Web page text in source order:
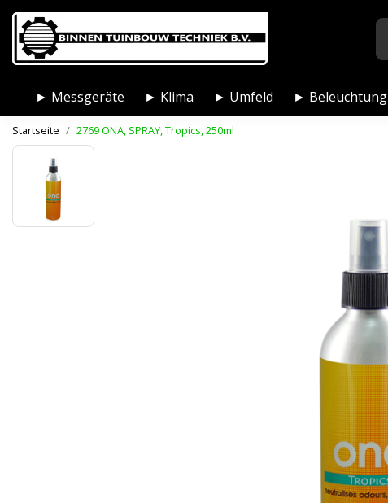
► Messgeräte ► Klima ► Umfeld ► Beleuchtung
Startseite 2769 ONA, SPRAY, Tropics, 250ml